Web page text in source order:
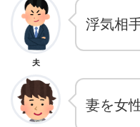
夫
浮気相
妻を女